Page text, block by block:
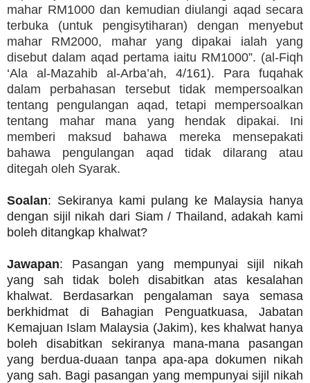
mahar RM1000 dan kemudian diulangi aqad secara
terbuka (untuk pengisytiharan) dengan menyebut
mahar RM2000, mahar yang dipakai ialah yang
disebut dalam aqad pertama iaitu RM1000”. (al-Fiqh
‘Ala al-Mazahib al-Arba’ah, 4/161). Para fuqahak
dalam perbahasan tersebut tidak mempersoalkan
tentang pengulangan aqad, tetapi mempersoalkan
tentang mahar mana yang hendak dipakai. Ini
memberi maksud bahawa mereka mensepakati
bahawa pengulangan aqad tidak dilarang atau
ditegah oleh Syarak.
Soalan: Sekiranya kami pulang ke Malaysia hanya
dengan sijil nikah dari Siam / Thailand, adakah kami
boleh ditangkap khalwat?
Jawapan: Pasangan yang mempunyai sijil nikah
yang sah tidak boleh disabitkan atas kesalahan
khalwat. Berdasarkan pengalaman saya semasa
berkhidmat di Bahagian Penguatkuasa, Jabatan
Kemajuan Islam Malaysia (Jakim), kes khalwat hanya
boleh disabitkan sekiranya mana-mana pasangan
yang berdua-duaan tanpa apa-apa dokumen nikah
yang sah. Bagi pasangan yang mempunyai sijil nikah